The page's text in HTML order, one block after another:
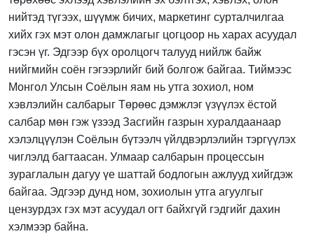
нийтэд түгээх, шүүмж бичих, маркетинг сурталчилгаа
хийх гэх мэт олон дамжлагыг цогцоор нь харах асуудал
гэсэн үг. Эдгээр бүх оролцогч талууд нийлж байж
нийгмийн соён гэгээрлийг бий болгож байгаа. Тиймээс
Монгол Улсын Соёлын яам нь утга зохиол, ном
хэвлэлийн салбарыг Төрөөс дэмжлэг үзүүлэх ёстой
салбар мөн гэж үзээд Засгийн газрын хуралдаанаар
хэлэлцүүлэн Соёлын бүтээлч үйлдвэрлэлийн тэргүүлэх
чиглэлд багтаасан. Улмаар салбарын процессын
зураглалын дагуу үе шаттай бодлогын ажлууд хийгдэж
байгаа. Эдгээр дунд ном, зохиолын утга агуулгыг
цензурдэх гэх мэт асуудал огт байхгүй гэдгийг дахин
хэлмээр байна.